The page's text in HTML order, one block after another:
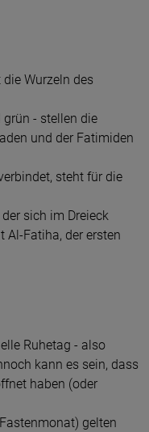
Wurzeln des
grün - stellen die
und der Fatimiden
steht für die
sich im Dreieck
Al-Fatiha, der ersten
Ruhetag - also
kann es sein, dass
haben (oder
gelten